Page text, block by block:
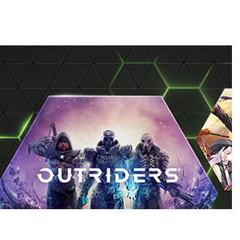
に新作および名作のゲームが続々登